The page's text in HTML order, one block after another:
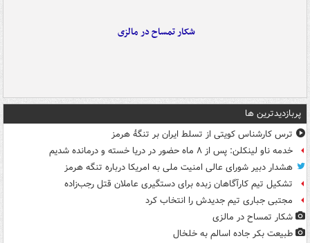
شکار تمساح در مالزی
پربازدیدترین ها
ترس کارشناس کویتی از تسلط ایران بر تنگۀ هرمز
خدمه ناو لینکلن: پس از ۸ ماه حضور در دریا خسته و درمانده‌ شدیم
هشدار دبیر شورای عالی امنیت ملی به امریکا درباره تنگه هرمز
تشکیل تیم کارآگاهان زبده برای دستگیری عاملان قتل رجب‌زاده
مجتبی جباری تیم جدیدش را انتخاب کرد
شکار تمساح در مالزی
طبیعت بکر جاده اسالم به خلخال